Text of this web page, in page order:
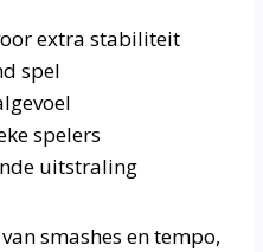
extra stabiliteit
spel
spelers
uitstraling
smashes en tempo,